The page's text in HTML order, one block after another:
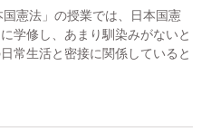
憲法」の授業では、日本国憲
学修し、あまり馴染みがないと
常生活と密接に関係していると